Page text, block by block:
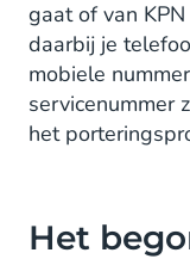
gaat of van
daarbij je
mobiele
servicenummer
het
Het